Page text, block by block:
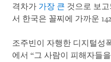
격차가 가장 큰 것으로 보
서 한국은 꼴찌에 가까운
조주빈이 자행한 디지털성
에서 “그 사람이 피해자들